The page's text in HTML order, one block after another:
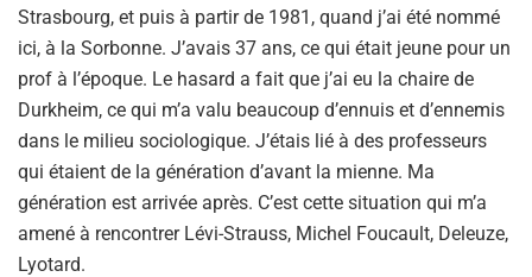
Strasbourg, et puis à partir de 1981, quand j’ai été nommé
ici, à la Sorbonne. J’avais 37 ans, ce qui était jeune pour un
prof à l’époque. Le hasard a fait que j’ai eu la chaire de
Durkheim, ce qui m’a valu beaucoup d’ennuis et d’ennemis
dans le milieu sociologique. J’étais lié à des professeurs
qui étaient de la génération d’avant la mienne. Ma
génération est arrivée après. C’est cette situation qui m’a
amené à rencontrer Lévi-Strauss, Michel Foucault, Deleuze,
Lyotard.